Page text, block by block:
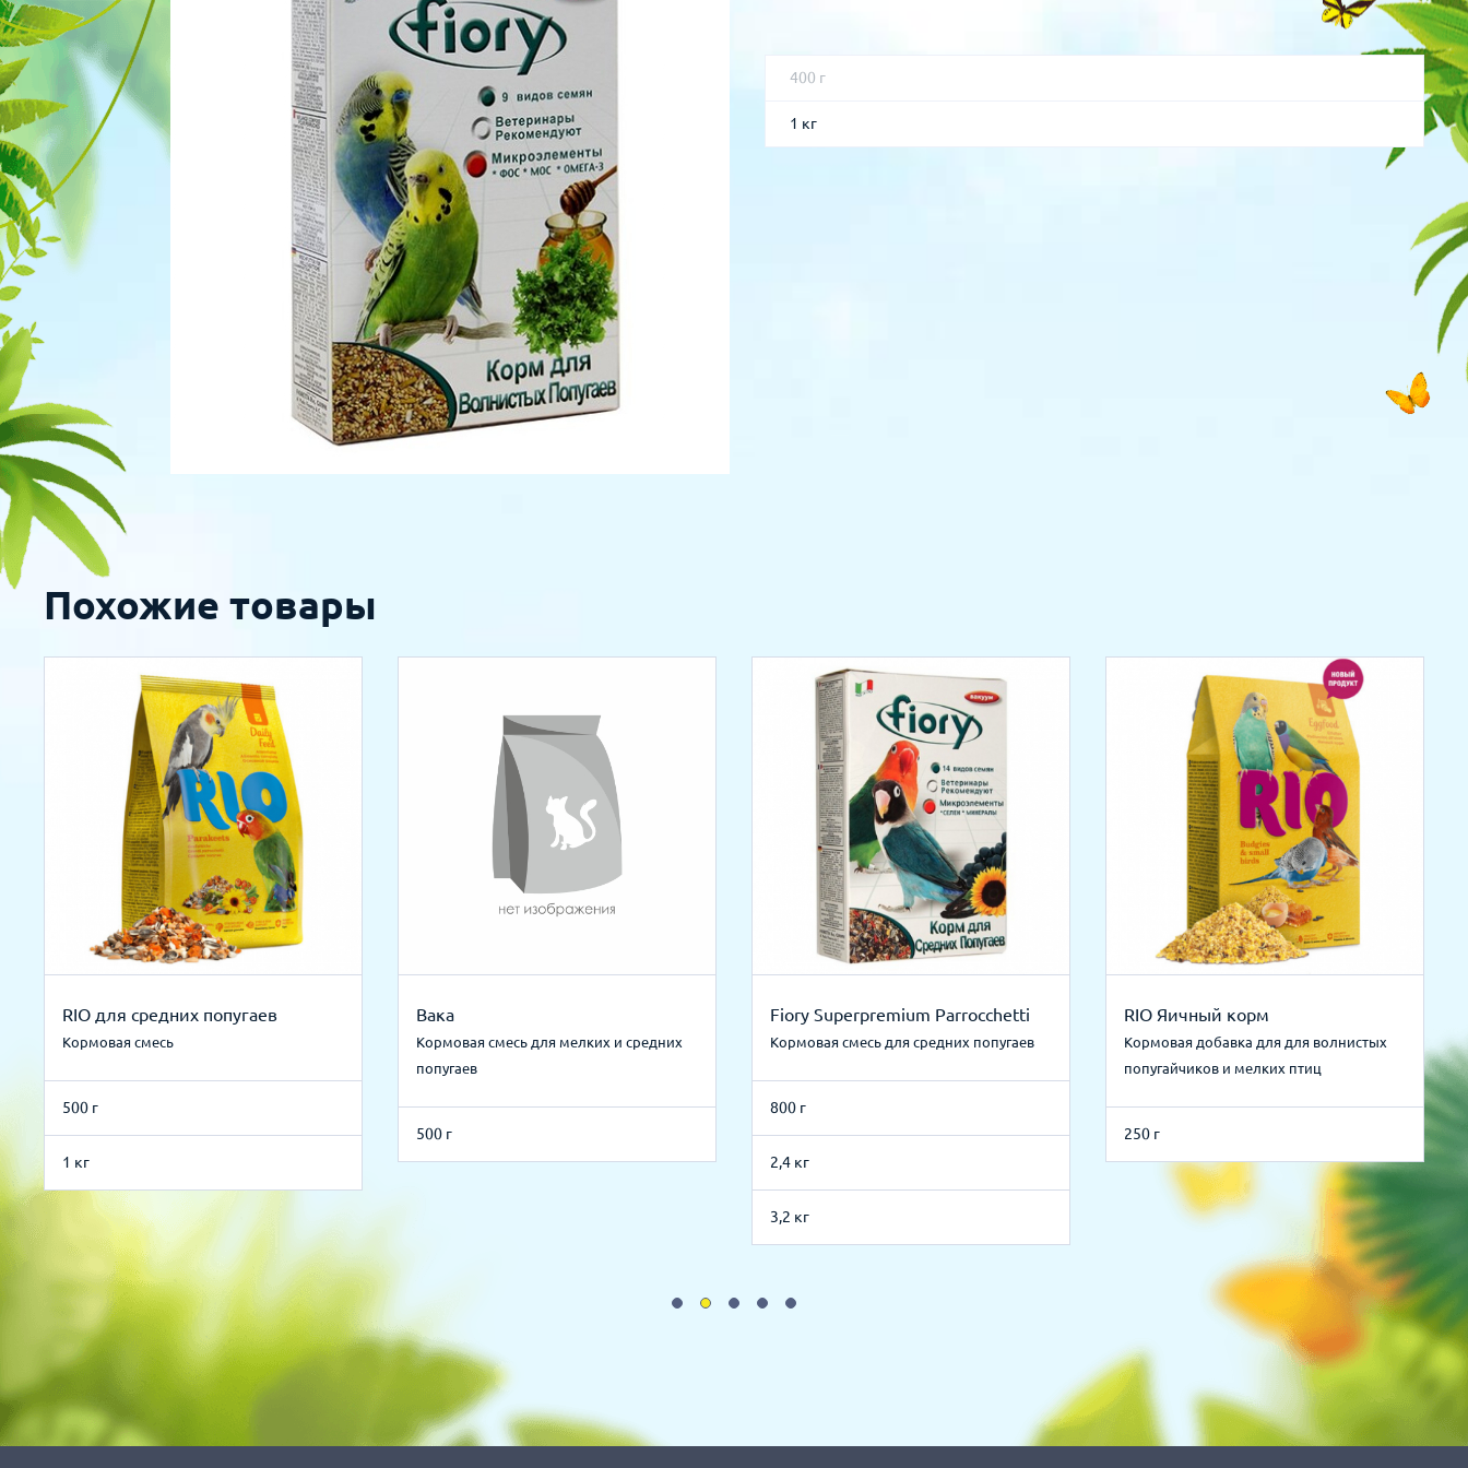
Для рыбок
Для рептилий
Процедуры
Обследование
Лаборатория
Хирургия
Стоматология
400 г
1 кг
Похожие товары
RIO для средних попугаев
Кормовая смесь
500 г
1 кг
Вака
Кормовая смесь для мелких и средних
попугаев
500 г
Fiory Superpremium Parrocchetti
Кормовая смесь для средних попугаев
800 г
2,4 кг
3,2 кг
RIO Яичный корм
Кормовая добавка для для волнистых
попугайчиков и мелких птиц
250 г